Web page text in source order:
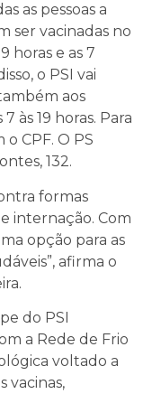
as pessoas a
ser vacinadas no
horas e as 7
o PSI vai
aos
às 19 horas. Para
o CPF. O PS
132.
formas
internação. Com
opção para as
afirma o
do PSI
a Rede de Frio
voltado a
vacinas,